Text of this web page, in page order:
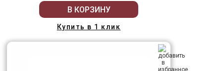
В КОРЗИНУ
Купить в 1 клик